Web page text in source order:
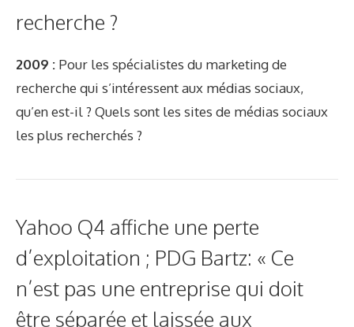
recherche ?
2009 : Pour les spécialistes du marketing de
recherche qui s’intéressent aux médias sociaux,
qu’en est-il ? Quels sont les sites de médias sociaux
les plus recherchés ?
Yahoo Q4 affiche une perte
d’exploitation ; PDG Bartz: « Ce
n’est pas une entreprise qui doit
être séparée et laissée aux